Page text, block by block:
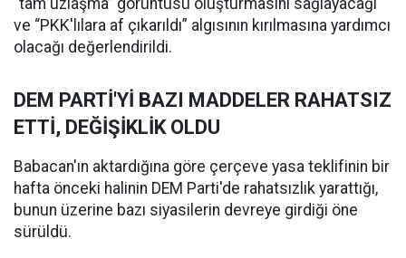
“tam uzlaşma” görüntüsü oluşturmasını sağlayacağı
ve “PKK'lılara af çıkarıldı” algısının kırılmasına yardımcı
olacağı değerlendirildi.
DEM PARTİ'Yİ BAZI MADDELER RAHATSIZ
ETTİ, DEĞİŞİKLİK OLDU
Babacan'ın aktardığına göre çerçeve yasa teklifinin bir
hafta önceki halinin DEM Parti'de rahatsızlık yarattığı,
bunun üzerine bazı siyasilerin devreye girdiği öne
sürüldü.